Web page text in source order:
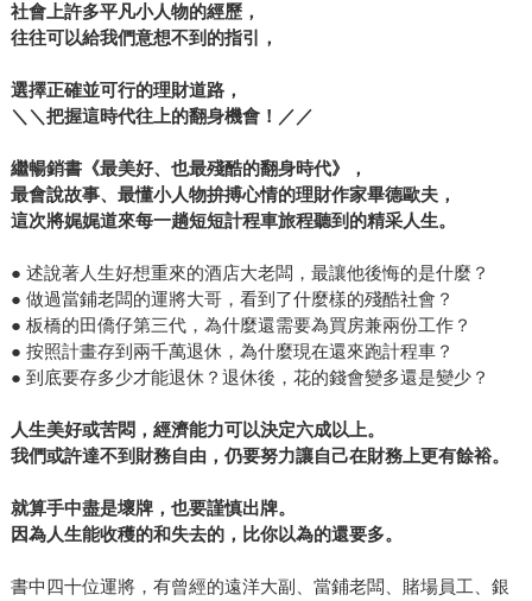
社會上許多平凡小人物的經歷，
往往可以給我們意想不到的指引，
選擇正確並可行的理財道路，
＼＼把握這時代往上的翻身機會！／／
繼暢銷書《最美好、也最殘酷的翻身時代》，
最會說故事、最懂小人物拚搏心情的理財作家畢德歐夫，
這次將娓娓道來每一趟短短計程車旅程聽到的精采人生。
● 述說著人生好想重來的酒店大老闆，最讓他後悔的是什麼？
● 做過當鋪老闆的運將大哥，看到了什麼樣的殘酷社會？
● 板橋的田僑仔第三代，為什麼還需要為買房兼兩份工作？
● 按照計畫存到兩千萬退休，為什麼現在還來跑計程車？
● 到底要存多少才能退休？退休後，花的錢會變多還是變少？
人生美好或苦悶，經濟能力可以決定六成以上。
我們或許達不到財務自由，仍要努力讓自己在財務上更有餘裕。
就算手中盡是壞牌，也要謹慎出牌。
因為人生能收穫的和失去的，比你以為的還要多。
書中四十位運將，有曾經的遠洋大副、當鋪老闆、賭場員工、銀